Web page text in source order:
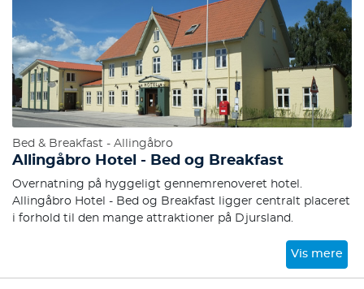
Bed & Breakfast - Allingåbro
Allingåbro Hotel - Bed og Breakfast
Overnatning på hyggeligt gennemrenoveret hotel.
Allingåbro Hotel - Bed og Breakfast ligger centralt placeret
i forhold til den mange attraktioner på Djursland.
Vis mere